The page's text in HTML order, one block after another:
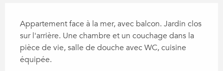
Appartement face à la mer, avec balcon. Jardin clos
sur l'arrière. Une chambre et un couchage dans la
pièce de vie, salle de douche avec WC, cuisine
équipée.